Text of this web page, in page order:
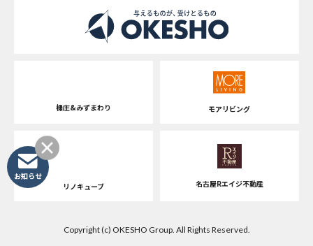
桶庄&みずまわり モアリビング
リノキューブ 名古屋Rエイジ不動産
Copyright (c) OKESHO Group. All Rights Reserved.
お知らせ